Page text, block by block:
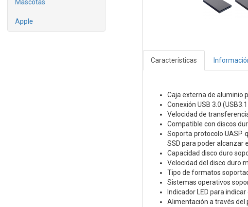
Mascotas
Apple
Características
Caja externa de aluminio
Conexión USB 3.0
Velocidad de
Compatible con discos
Soporta protocolo UASP
SSD para poder alcanzar
Capacidad disco duro
Velocidad del disco duro
Tipo de formatos
Sistemas operativos
Indicador LED para
Alimentación a través del